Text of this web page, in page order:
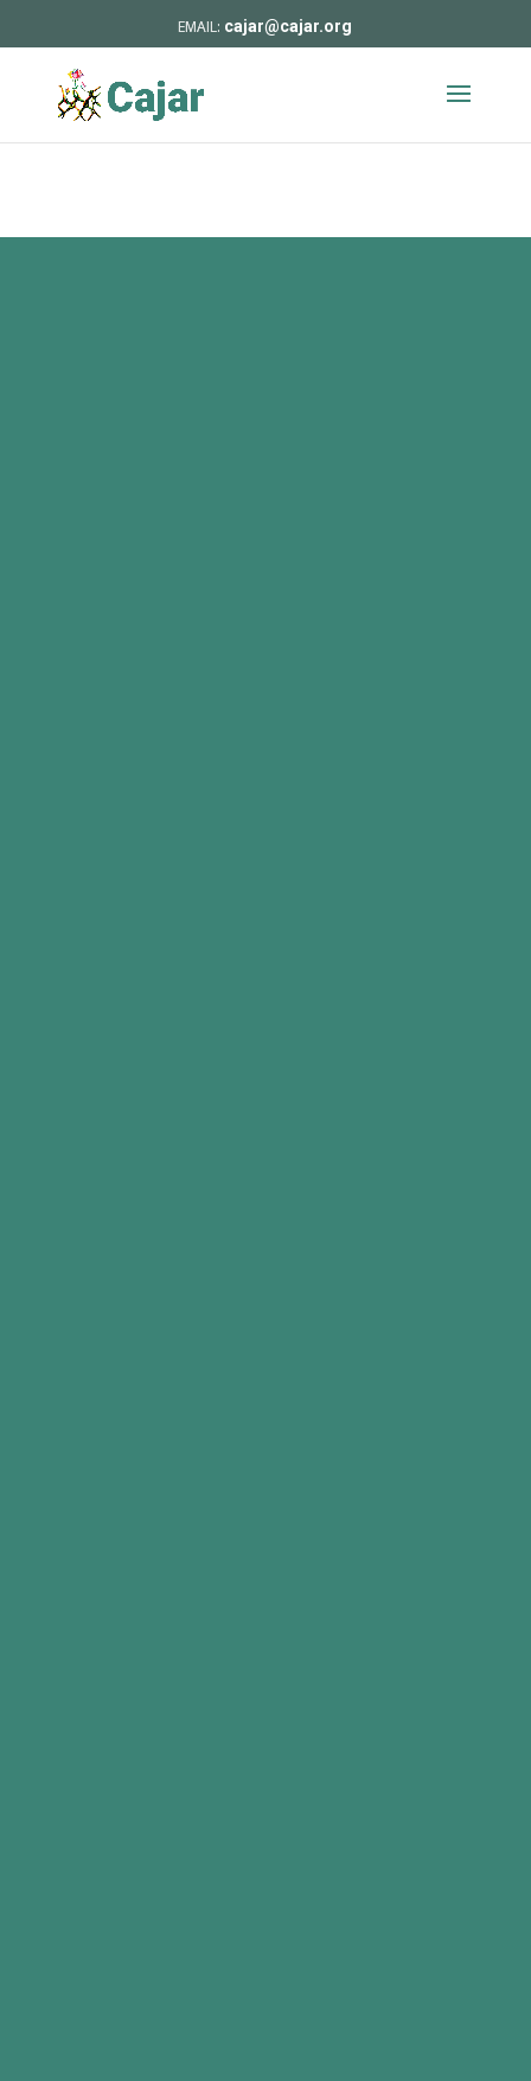
cajar@cajar.org